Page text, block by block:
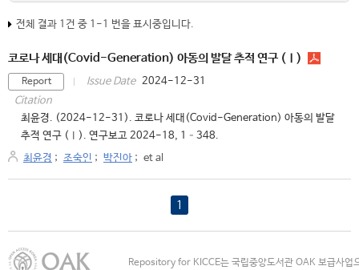
전체 결과 1건 중 1-1 번을 표시중입니다.
코로나 세대(Covid-Generation) 아동의 발달 추적 연구 (Ⅰ)
Report Issue Date 2024-12-31
Citation
최윤경. (2024-12-31). 코로나 세대(Covid-Generation) 아동의 발달
추적 연구 (Ⅰ). 연구보고 2024-18, 1–348.
최윤경 ; 조숙인 ; 박진아 ; et al
1
Repository for KICCE는 국립중앙도서관 OAK 보급사업